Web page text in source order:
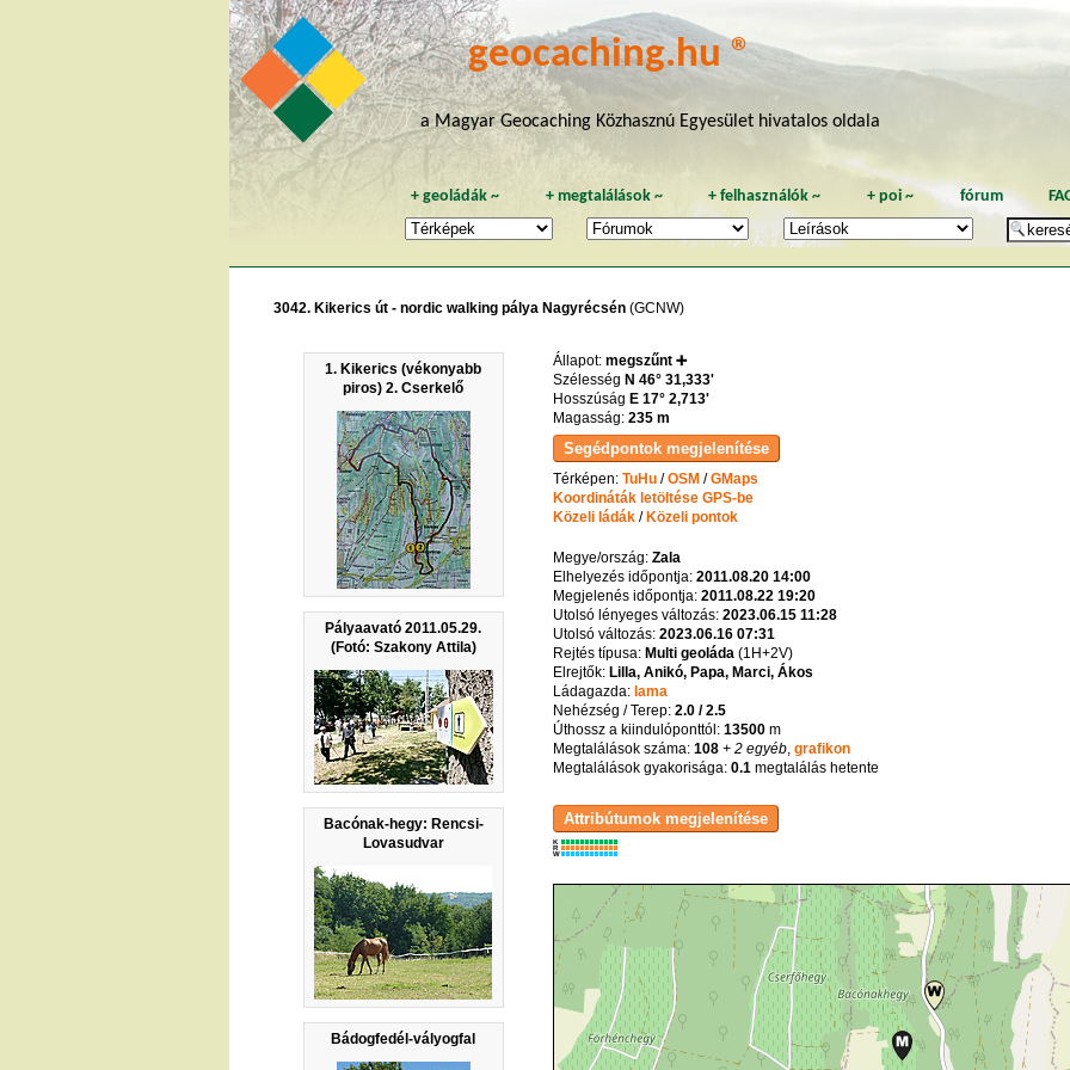
geocaching.hu ®
a Magyar Geocaching Közhasznú Egyesület hivatalos oldala
+geoládák ~ + megtalálások~ +felhasználók ~ + poi~ fórum
3042. Kikerics út - nordic walking pálya Nagyrécsén (GCNW)
1. Kikerics (vékonyabb
piros) 2. Cserkelő
Pályaavató 2011.05.29.
(Fotó: Szakony Attila)
Bacónak-hegy: Rencsi-
Lovasudvar
Bádogfedél-vályogfal
Állapot: megszűnt ➕
Szélesség N 46° 31,333'
Hosszúság E 17° 2,713'
Magasság: 235 m
Térképen: TuHu/OSM/GMaps
Koordináták letöltése GPS-be
Közeli ládák/Közeli pontok
Megye/ország: Zala
Elhelyezés időpontja: 2011.08.20 14:00
Megjelenés időpontja: 2011.08.22 19:20
Utolsó lényeges változás: 2023.06.15 11:28
Utolsó változás: 2023.06.16 07:31
Rejtés típusa: Multi geoláda (1H+2V)
Elrejtők: Lilla, Anikó, Papa, Marci, Ákos
Ládagazda: lama
Nehézség / Terep: 2.0 / 2.5
Úthossz a kiindulóponttól: 13500m
Megtalálások száma: 108+ 2 egyéb, grafikon
Megtalálások gyakorisága: 0.1 megtalálás hetente
K
R
W